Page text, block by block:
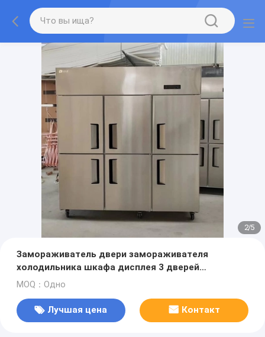
2/5
Замораживатель двери замораживателя
холодильника шкафа дисплея 3 дверей
чистосердечный стеклянный
MOQ：Одно
Лучшая цена Контакт